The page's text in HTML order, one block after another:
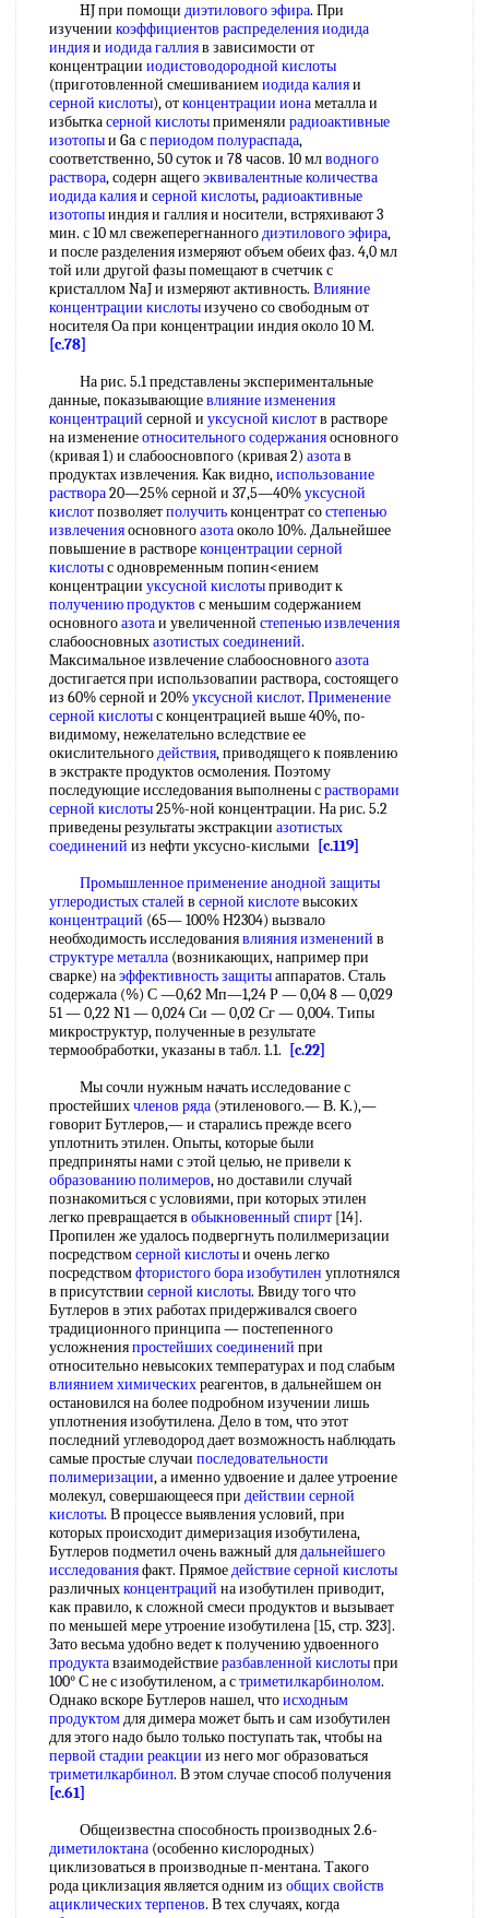
HJ при помощи диэтилового эфира. При
изучении коэффициентов распределенияиодида
индияи иодида галлияв зависимости от
концентрации иодистоводородной кислоты
(приготовленной смешиваниемиодида калияи
серной кислоты), отконцентрации ионаметалла и
избыткасерной кислотыприменяли радиоактивные
изотопыи Ga спериодом полураспада,
соответственно, 50 суток и 78 часов. 10 млводного
раствора, содерн ащегоэквивалентные количества
иодида калияи серной кислоты,радиоактивные
изотопыиндия и галлия и носители, встряхивают 3
мин. с 10 мл свежеперегнанногодиэтилового эфира,
и после разделения измеряют объем обеих фаз. 4,0 мл
той или другой фазы помещают в счетчик с
кристаллом NaJ и измеряют активность. Влияние
концентрации кислотыизучено со свободным от
носителя Оа при концентрации индия около 10 М.
[c.78]
На рис. 5.1 представлены экспериментальные
данные, показывающиевлияние изменения
концентраций серной и уксусной кислотв растворе
на изменениеотносительного содержанияосновного
(кривая 1) и слабоосновпого (кривая 2) азотав
продуктах извлечения. Как видно,использование
раствора20—25% серной и 37,5—40%уксусной
кислотпозволяетполучитьконцентрат состепенью
извлеченияосновногоазотаоколо 10%. Дальнейшее
повышение в раствореконцентрации серной
кислотыс одновременным попин<ением
концентрации уксусной кислотыприводит к
получению продуктов с меньшим содержанием
основногоазотаи увеличенной степенью извлечения
слабоосновныхазотистых соединений.
Максимальное извлечение слабоосновногоазота
достигается при использовапии раствора, состоящего
из 60% серной и 20%уксусной кислот. Применение
серной кислотыс концентрацией выше 40%, по-
видимому, нежелательно вследствие ее
окислительногодействия, приводящего к появлению
в экстракте продуктов осмоления. Поэтому
последующие исследования выполнены срастворами
серной кислоты25%-ной концентрации. На рис. 5.2
приведены результаты экстракции азотистых
соединений из нефти уксусно-кислыми
[c.119]
Промышленное применение анодной защиты
углеродистых сталей в серной кислотевысоких
концентраций (65— 100% Н2304) вызвало
необходимость исследованиявлияния изменений в
структуре металла (возникающих, например при
сварке) наэффективность защитыаппаратов. Сталь
содержала (%) С —0,62 Мп—1,24 Р — 0,04 8 — 0,029
51 — 0,22 N1 — 0,024 Си — 0,02 Сг — 0,004. Типы
микроструктур, полученные в результате
термообработки, указаны в табл. 1.1.
[c.22]
Мы сочли нужным начать исследование с
простейшихчленов ряда (этиленового.— В. К.),—
говорит Бутлеров,— и старались прежде всего
уплотнить этилен. Опыты, которые были
предприняты нами с этой целью, не привели к
образованию полимеров, но доставили случай
познакомиться с условиями, при которых этилен
легко превращается в обыкновенный спирт [14].
Пропилен же удалось подвергнуть полилмеризации
посредствомсерной кислотыи очень легко
посредствомфтористого бора изобутилен уплотнялся
в присутствии серной кислоты. Ввиду того что
Бутлеров в этих работах придерживался своего
традиционного принципа — постепенного
усложненияпростейших соединений при
относительно невысоких температурах и под слабым
влиянием химическихреагентов, в дальнейшем он
остановился на более подробном изучении лишь
уплотнения изобутилена. Дело в том, что этот
последний углеводород дает возможность наблюдать
самые простые случаи последовательности
полимеризации, а именно удвоение и далее утроение
молекул, совершающееся при действии серной
кислоты. В процессе выявления условий, при
которых происходит димеризация изобутилена,
Бутлеров подметил очень важный длядальнейшего
исследованияфакт. Прямоедействие серной кислоты
различныхконцентраций на изобутилен приводит,
как правило, к сложной смеси продуктов и вызывает
по меньшей мере утроение изобутилена [15, стр. 323].
Зато весьма удобно ведет к получению удвоенного
продуктавзаимодействиеразбавленной кислотыпри
100° С не с изобутиленом, а стриметилкарбинолом.
Однако вскоре Бутлеров нашел, чтоисходным
продуктомдля димера может быть и сам изобутилен
для этого надо было только поступать так, чтобы на
первой стадии реакции из него мог образоваться
триметилкарбинол. В этом случае способ получения
[c.61]
Общеизвестна способность производных 2.6-
диметилоктана (особенно кислородных)
циклизоваться в производные п-ментана. Такого
рода циклизация является одним из общих свойств
ациклических терпенов. В тех случаях, когда